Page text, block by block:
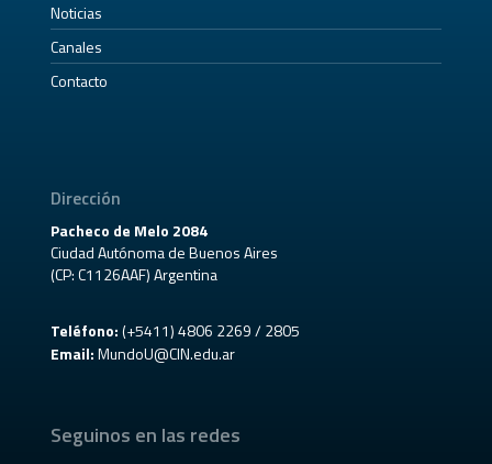
Noticias
Canales
Contacto
Dirección
Pacheco de Melo 2084
Ciudad Autónoma de Buenos Aires
(CP: C1126AAF) Argentina
Teléfono:(+5411) 4806 2269 / 2805
Email: MundoU@CIN.edu.ar
Seguinos en las redes